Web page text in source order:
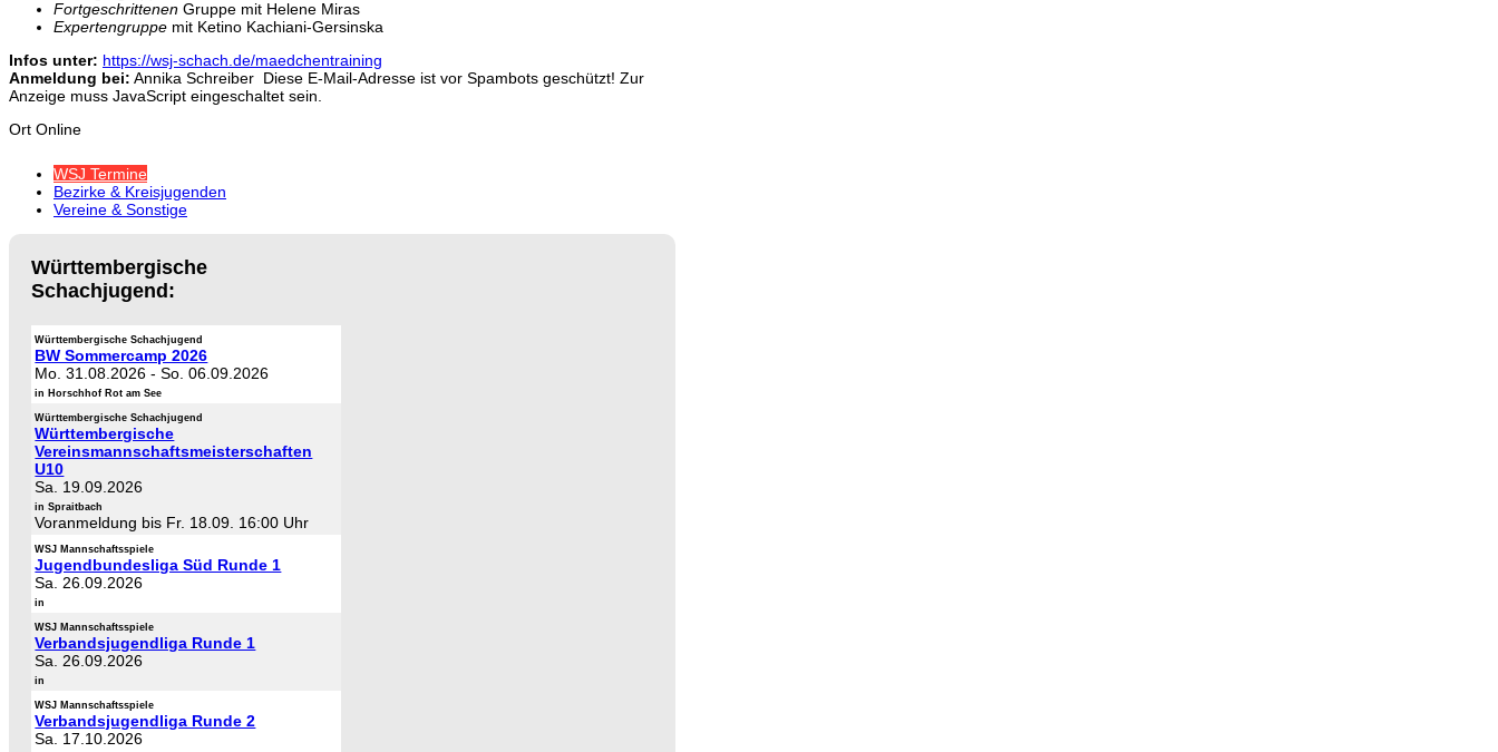
Fortgeschrittenen Gruppe mit Helene Miras
Expertengruppe mit Ketino Kachiani-Gersinska
Infos unter: https://wsj-schach.de/maedchentraining
Anmeldung bei: Annika Schreiber Diese E-Mail-Adresse ist vor Spambots geschützt! Zur
Anzeige muss JavaScript eingeschaltet sein.
Ort Online
WSJ Termine
Bezirke & Kreisjugenden
Vereine & Sonstige
Württembergische
Schachjugend:
Württembergische Schachjugend
BW Sommercamp 2026
Mo. 31.08.2026 -So. 06.09.2026
in Horschhof Rot am See
Württembergische Schachjugend
Württembergische
Vereinsmannschaftsmeisterschaften
U10
Sa. 19.09.2026
in Spraitbach
Voranmeldung bis Fr. 18.09. 16:00 Uhr
WSJ Mannschaftsspiele
Jugendbundesliga Süd Runde 1
Sa. 26.09.2026
in
WSJ Mannschaftsspiele
Verbandsjugendliga Runde 1
Sa. 26.09.2026
in
WSJ Mannschaftsspiele
Verbandsjugendliga Runde 2
Sa. 17.10.2026